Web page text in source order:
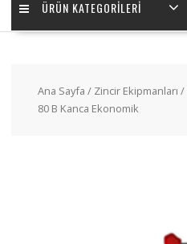
ÜRÜN KATEGORILERI
Ana Sayfa / Zincir Ekipmanları /
80 B Kanca Ekonomik